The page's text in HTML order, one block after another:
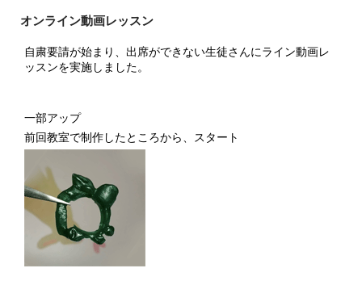
オンライン動画レッスン
自粛要請が始まり、出席ができない生徒さんにライン動画レ
ッスンを実施しました。
一部アップ
前回教室で制作したところから、スタート